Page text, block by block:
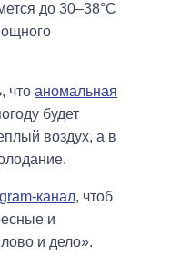
до 30–38°C
что аномальная
будет
воздух, а в
канал, чтоб
и
и дело».